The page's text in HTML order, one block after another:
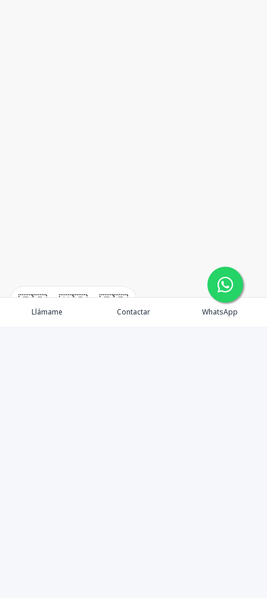
🇪🇸 🇺🇸 🇫🇷
Llámame Contactar WhatsApp